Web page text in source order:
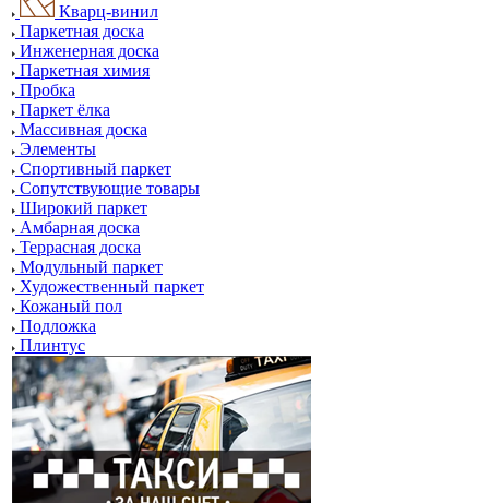
Кварц-винил
Паркетная доска
Инженерная доска
Паркетная химия
Пробка
Паркет ёлка
Массивная доска
Элементы
Спортивный паркет
Сопутствующие товары
Широкий паркет
Амбарная доска
Террасная доска
Модульный паркет
Художественный паркет
Кожаный пол
Подложка
Плинтус